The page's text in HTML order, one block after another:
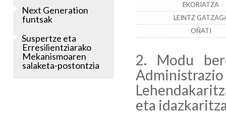
EKORIATZA
LEINTZ
OÑATI
Modu
eta
Next Generation
funtsak
Suspertze eta
Erresilientziarako
Mekanismoaren
salaketa-postontzia